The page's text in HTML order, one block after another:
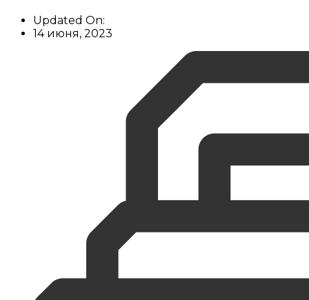
Updated On:
14 июня, 2023